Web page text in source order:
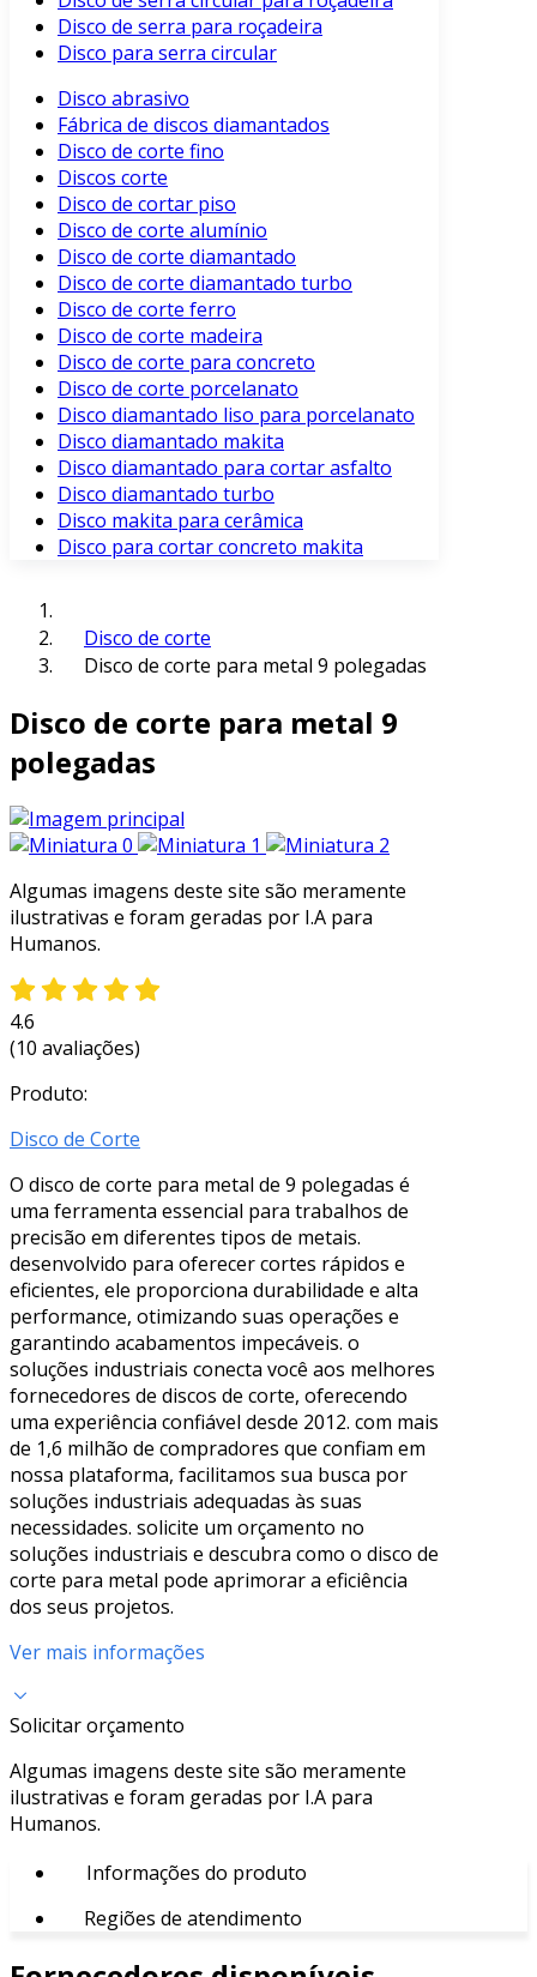
Disco de serra para roçadeira
Disco para serra circular
Disco abrasivo
Fábrica de discos diamantados
Disco de corte fino
Discos corte
Disco de cortar piso
Disco de corte alumínio
Disco de corte diamantado
Disco de corte diamantado turbo
Disco de corte ferro
Disco de corte madeira
Disco de corte para concreto
Disco de corte porcelanato
Disco diamantado liso para porcelanato
Disco diamantado makita
Disco diamantado para cortar asfalto
Disco diamantado turbo
Disco makita para cerâmica
Disco para cortar concreto makita
Disco de corte
Disco de corte para metal 9 polegadas
Disco de corte para metal 9
polegadas
Algumas imagens deste site são meramente
ilustrativas e foram geradas por I.A para
Humanos.
4.6
(10 avaliações)
Produto:
Disco de Corte
O disco de corte para metal de 9 polegadas é
uma ferramenta essencial para trabalhos de
precisão em diferentes tipos de metais.
desenvolvido para oferecer cortes rápidos e
eficientes, ele proporciona durabilidade e alta
performance, otimizando suas operações e
garantindo acabamentos impecáveis. o
soluções industriais conecta você aos melhores
fornecedores de discos de corte, oferecendo
uma experiência confiável desde 2012. com mais
de 1,6 milhão de compradores que confiam em
nossa plataforma, facilitamos sua busca por
soluções industriais adequadas às suas
necessidades. solicite um orçamento no
soluções industriais e descubra como o disco de
corte para metal pode aprimorar a eficiência
dos seus projetos.
Ver mais informações
Solicitar orçamento
Algumas imagens deste site são meramente
ilustrativas e foram geradas por I.A para
Humanos.
Informações do produto
Regiões de atendimento